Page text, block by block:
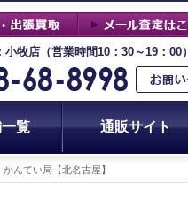
牧店（営業時間10：30～19：00）
覧 通販サイト
んてい局【北名古屋】